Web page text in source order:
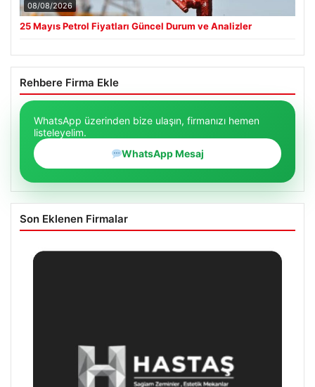
08/08/2026
25 Mayıs Petrol Fiyatları Güncel Durum ve Analizler
Rehbere Firma Ekle
WhatsApp üzerinden bize ulaşın, firmanızı hemen
listeleyelim.
WhatsApp Mesaj
Son Eklenen Firmalar